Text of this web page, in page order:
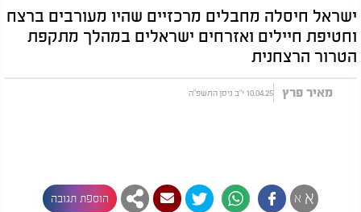
ישראל חיסלה מחבלים מרכזיים שהיו מעורבים ברצח
וחטיפת חיילים ואזרחים ישראלים במהלך מתקפת
הטרור הרצחנית
מאיר פרץ 10.04.25 י"ב ניסן התשפ"ה
א א הוספת תגובה